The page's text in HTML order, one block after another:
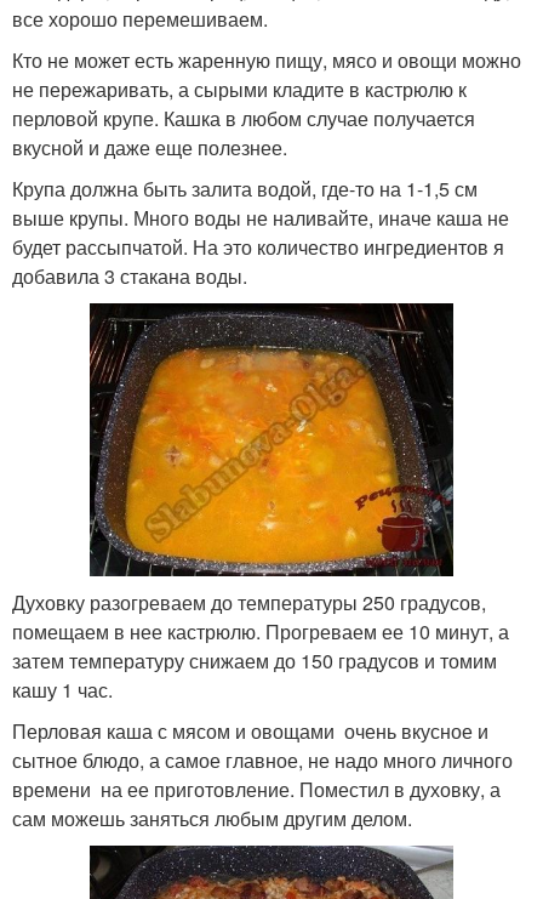
все хорошо перемешиваем.
Кто не может есть жаренную пищу, мясо и овощи можно
не пережаривать, а сырыми кладите в кастрюлю к
перловой крупе. Кашка в любом случае получается
вкусной и даже еще полезнее.
Крупа должна быть залита водой, где-то на 1-1,5 см
выше крупы. Много воды не наливайте, иначе каша не
будет рассыпчатой. На это количество ингредиентов я
добавила 3 стакана воды.
Духовку разогреваем до температуры 250 градусов,
помещаем в нее кастрюлю. Прогреваем ее 10 минут, а
затем температуру снижаем до 150 градусов и томим
кашу 1 час.
Перловая каша с мясом и овощами очень вкусное и
сытное блюдо, а самое главное, не надо много личного
времени на ее приготовление. Поместил в духовку, а
сам можешь заняться любым другим делом.